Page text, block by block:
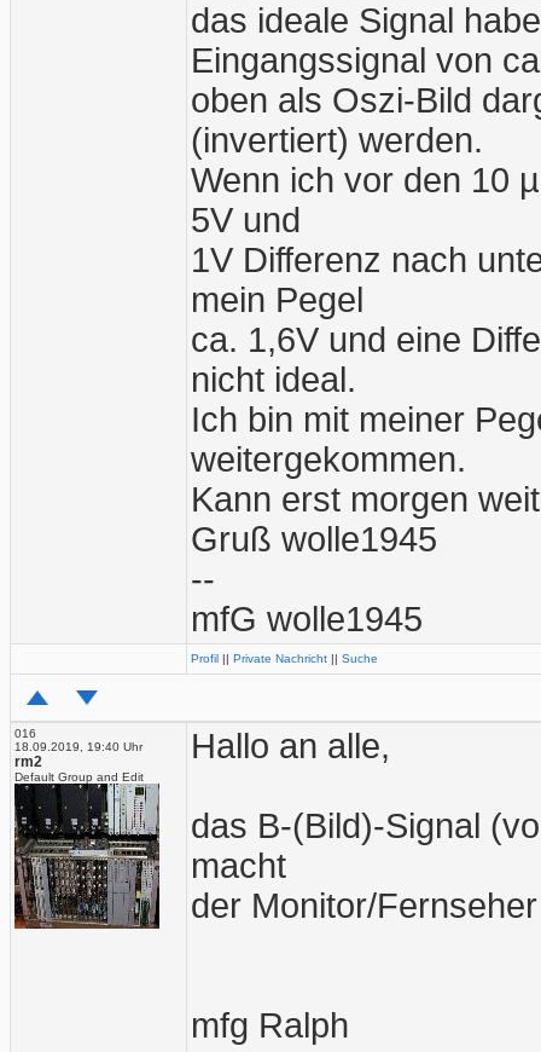
das ideale Signal
Eingangssignal von
oben als Oszi-Bild
(invertiert) werden.
Wenn ich vor den 10
5V und
1V Differenz nach
mein Pegel
ca. 1,6V und eine
nicht ideal.
Ich bin mit meiner
weitergekommen.
Kann erst morgen
Gruß wolle1945
--
mfG wolle1945
Profil || Private Nachricht || Suche
016
18.09.2019, 19:40 Uhr
rm2
Default Group and Edit
Hallo an alle,
das B-(Bild)-Signal
macht
der Monitor/
mfg Ralph